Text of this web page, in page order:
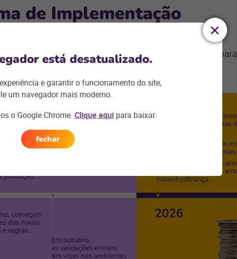
de Implementação
ao longo dos próximos anos, garantindo tempo para
governos e sistemas. O cronograma previsto é:
está desatualizado.
e garantir o funcionamento do site,
um navegador mais moderno.
o Google Chrome. Clique aquipara baixar.
fechar